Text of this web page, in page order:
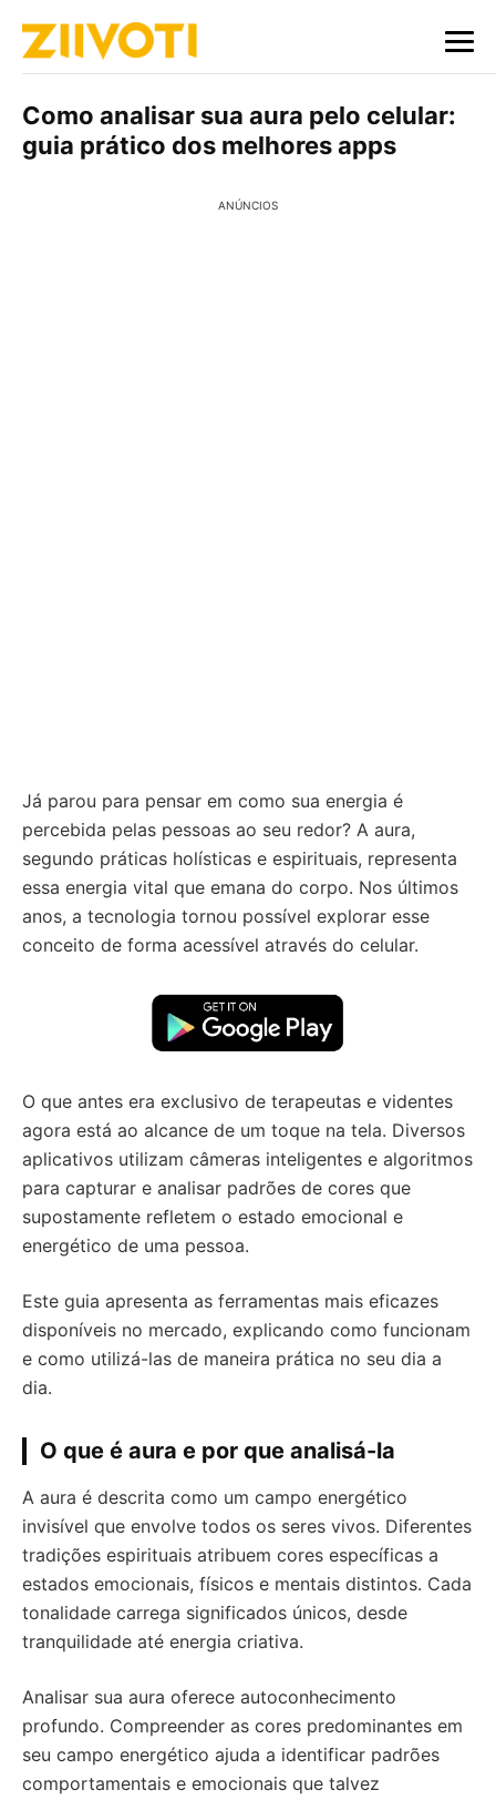
Como analisar sua aura pelo celular:
guia prático dos melhores apps
ANÚNCIOS
Já parou para pensar em como sua energia é
percebida pelas pessoas ao seu redor? A aura,
segundo práticas holísticas e espirituais, representa
essa energia vital que emana do corpo. Nos últimos
anos, a tecnologia tornou possível explorar esse
conceito de forma acessível através do celular.
O que antes era exclusivo de terapeutas e videntes
agora está ao alcance de um toque na tela. Diversos
aplicativos utilizam câmeras inteligentes e algoritmos
para capturar e analisar padrões de cores que
supostamente refletem o estado emocional e
energético de uma pessoa.
Este guia apresenta as ferramentas mais eficazes
disponíveis no mercado, explicando como funcionam
e como utilizá-las de maneira prática no seu dia a
dia.
O que é aura e por que analisá-la
A aura é descrita como um campo energético
invisível que envolve todos os seres vivos. Diferentes
tradições espirituais atribuem cores específicas a
estados emocionais, físicos e mentais distintos. Cada
tonalidade carrega significados únicos, desde
tranquilidade até energia criativa.
Analisar sua aura oferece autoconhecimento
profundo. Compreender as cores predominantes em
seu campo energético ajuda a identificar padrões
comportamentais e emocionais que talvez